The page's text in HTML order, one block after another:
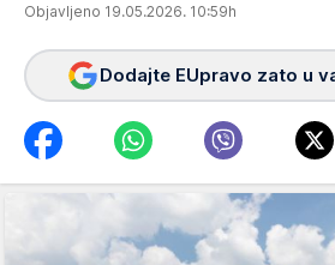
Objavljeno 19.05.2026. 10:59h
Dodajte EUpravo zato u